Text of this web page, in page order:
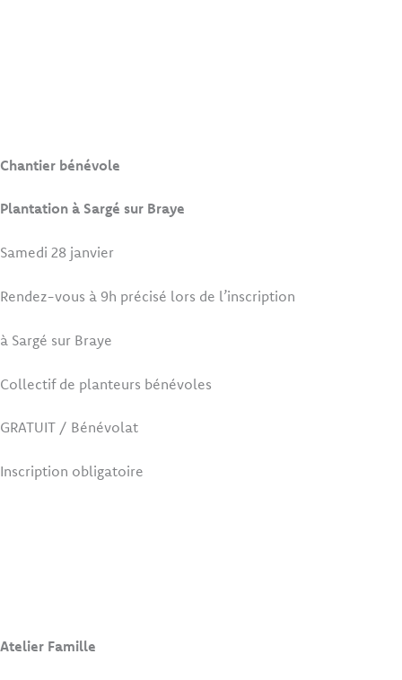
Chantier bénévole
Plantation à Sargé sur Braye
Samedi 28 janvier
Rendez-vous à 9h précisé lors de l’inscription
à Sargé sur Braye
Collectif de planteurs bénévoles
GRATUIT / Bénévolat
Inscription obligatoire
Atelier Famille